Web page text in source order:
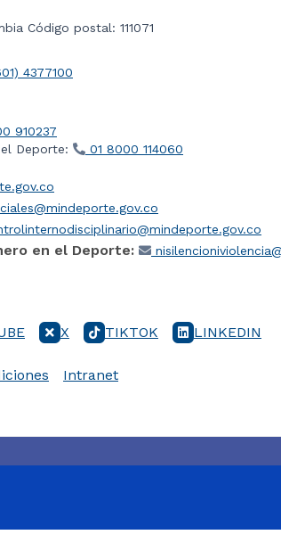
Código postal: 111071
4377100
910237
Deporte:
01 8000 114060
en el Deporte:
X TIKTOK LINKEDIN
Intranet